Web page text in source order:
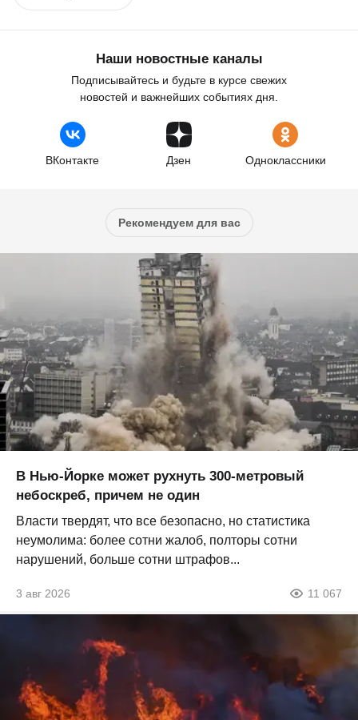
Наши новостные каналы
Подписывайтесь и будьте в курсе свежих
новостей и важнейших событиях дня.
ВКонтакте Дзен Одноклассники
Рекомендуем для вас
В Нью-Йорке может рухнуть 300-метровый
небоскреб, причем не один
Власти твердят, что все безопасно, но статистика
неумолима: более сотни жалоб, полторы сотни
нарушений, больше сотни штрафов...
3 авг 2026 11 067